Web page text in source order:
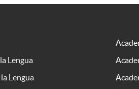
Lengua
Lengua